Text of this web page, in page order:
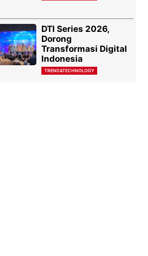
DTI Series 2026,
Dorong
Transformasi Digital
Indonesia
TREND&TECHNOLOGY